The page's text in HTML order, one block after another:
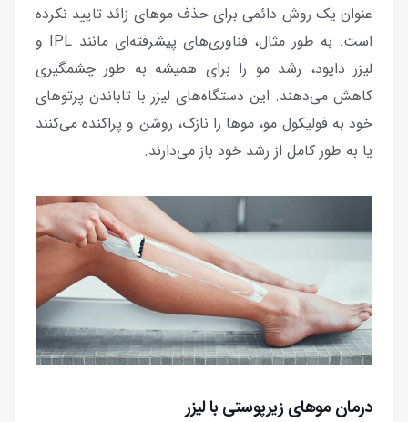
عنوان یک روش دائمی برای حذف موهای زائد تایید نکرده
است. به طور مثال، فناوری‌های پیشرفته‌ای مانند IPL و
لیزر دایود، رشد مو را برای همیشه به طور چشمگیری
کاهش می‌دهند. این دستگاه‌های لیزر با تاباندن پرتوهای
خود به فولیکول مو، موها را نازک، روشن و پراکنده می‌کنند
یا به طور کامل از رشد خود باز می‌دارند.
درمان موهای زیرپوستی با لیزر